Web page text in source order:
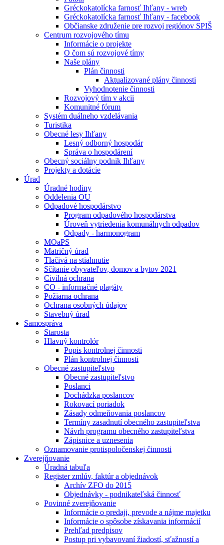
Gréckokatolícka farnosť Ihľany - wreb
Gréckokatolícka farnosť Ihľany - facebook
Občianske združenie pre rozvoj regiónov SPIŠ
Centrum rozvojového tímu
Informácie o projekte
O čom sú rozvojové tímy
Naše plány
Plán činnosti
Aktualizované plány činnosti
Vyhodnotenie činnosti
Rozvojový tím v akcii
Komunitné fórum
Systém duálneho vzdelávania
Turistika
Obecné lesy Ihľany
Lesný odborný hospodár
Správa o hospodárení
Obecný sociálny podnik Ihľany
Projekty a dotácie
Úrad
Úradné hodiny
Oddelenia OU
Odpadové hospodárstvo
Program odpadového hospodárstva
Úroveň vytriedenia komunálnych odpadov
Odpady - harmonogram
MOaPS
Matričný úrad
Tlačivá na stiahnutie
Sčítanie obyvateľov, domov a bytov 2021
Civilná ochrana
CO - informačné plagáty
Požiarna ochrana
Ochrana osobných údajov
Stavebný úrad
Samospráva
Starosta
Hlavný kontrolór
Popis kontrolnej činnosti
Plán kontrolnej činnosti
Obecné zastupiteľstvo
Obecné zastupiteľstvo
Poslanci
Dochádzka poslancov
Rokovací poriadok
Zásady odmeňovania poslancov
Termíny zasadnutí obecného zastupiteľstva
Návrh programu obecného zastupiteľstva
Zápisnice a uznesenia
Oznamovanie protispoločenskej činnosti
Zverejňovanie
Úradná tabuľa
Register zmlúv, faktúr a objednávok
Archív ZFO do 2015
Objednávky - podnikateľská činnosť
Povinné zverejňovanie
Informácie o predaji, prevode a nájme majetku
Informácie o spôsobe získavania informácií
Prehľad predpisov
Postup pri vybavovaní žiadostí, sťažností a